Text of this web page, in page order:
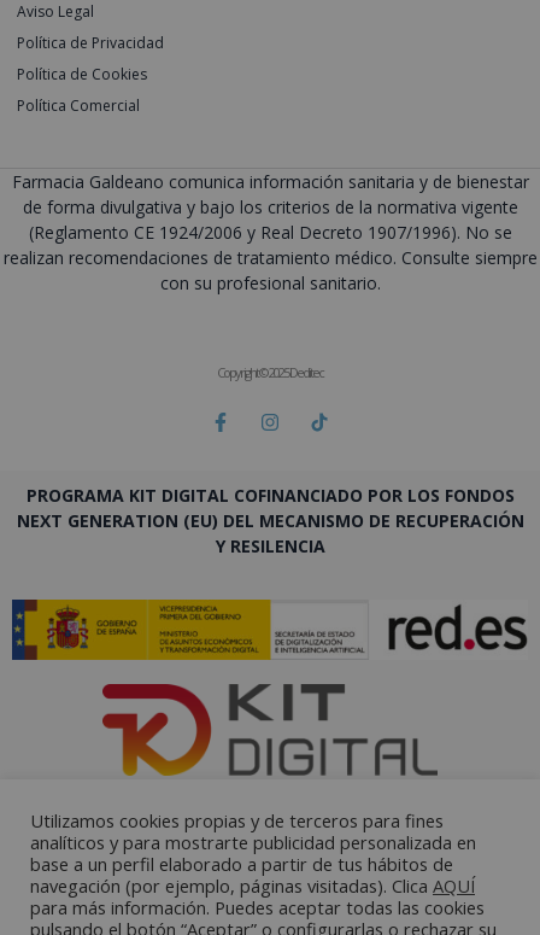
Aviso Legal
Política de Privacidad
Política de Cookies
Política Comercial
Farmacia Galdeano comunica información sanitaria y de bienestar
de forma divulgativa y bajo los criterios de la normativa vigente
(Reglamento CE 1924/2006 y Real Decreto 1907/1996). No se
realizan recomendaciones de tratamiento médico. Consulte siempre
con su profesional sanitario.
Copyright © 2025 Deditec
PROGRAMA KIT DIGITAL COFINANCIADO POR LOS FONDOS
NEXT GENERATION (EU) DEL MECANISMO DE RECUPERACIÓN
Y RESILENCIA
Utilizamos cookies propias y de terceros para fines
analíticos y para mostrarte publicidad personalizada en
base a un perfil elaborado a partir de tus hábitos de
navegación (por ejemplo, páginas visitadas). Clica AQUÍ
para más información. Puedes aceptar todas las cookies
pulsando el botón “Aceptar” o configurarlas o rechazar su